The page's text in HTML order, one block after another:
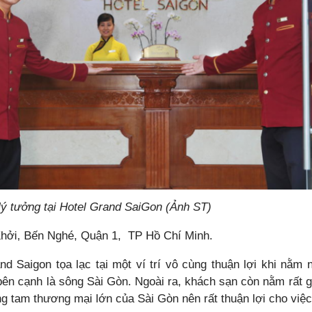
tưởng tại Hotel Grand SaiGon (Ảnh ST)
Bến Nghé, Quận 1, TP Hồ Chí Minh.
Saigon tọa lạc tại một ví trí vô cùng thuận lợi khi nằm
cạnh là sông Sài Gòn. Ngoài ra, khách sạn còn nằm rất
tam thương mại lớn của Sài Gòn nên rất thuận lợi cho